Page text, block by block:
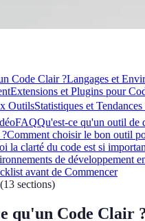
Code Clair ?Langages et
Extensions et Plugins pour
OutilsStatistiques et
FAQQu'est-ce qu'un outil de
Comment choisir le bon outil
la clarté du code est si
de développement
avant de Commencer
13 sections)
qu'un Code Clair